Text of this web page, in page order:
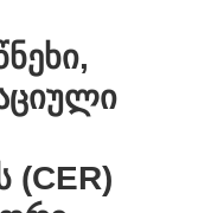
(CER)